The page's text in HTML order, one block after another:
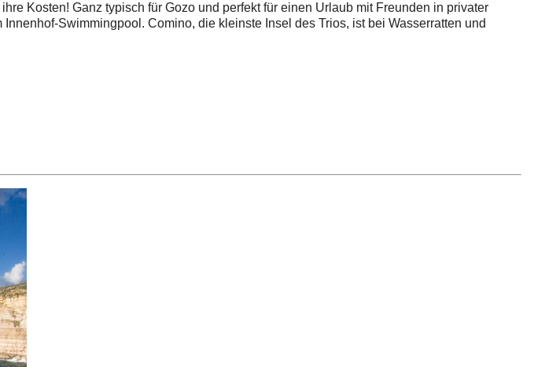
Kosten! Ganz typisch für Gozo und perfekt für einen Urlaub mit Freunden in privater
Swimmingpool. Comino, die kleinste Insel des Trios, ist bei Wasserratten und